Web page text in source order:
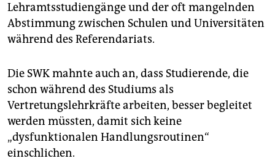
Lehramtsstudiengänge und der oft mangelnden
Abstimmung zwischen Schulen und Universitäten
während des Referendariats.
Die SWK mahnte auch an, dass Studierende, die
schon während des Studiums als
Vertretungslehrkräfte arbeiten, besser begleitet
werden müssten, damit sich keine
„dysfunktionalen Handlungsroutinen“
einschlichen.